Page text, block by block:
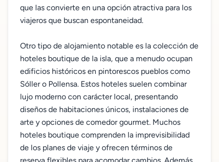
que las convierte en una opción atractiva para los
viajeros que buscan espontaneidad.
Otro tipo de alojamiento notable es la colección de
hoteles boutique de la isla, que a menudo ocupan
edificios históricos en pintorescos pueblos como
Sóller o Pollensa. Estos hoteles suelen combinar
lujo moderno con carácter local, presentando
diseños de habitaciones únicos, instalaciones de
arte y opciones de comedor gourmet. Muchos
hoteles boutique comprenden la imprevisibilidad
de los planes de viaje y ofrecen términos de